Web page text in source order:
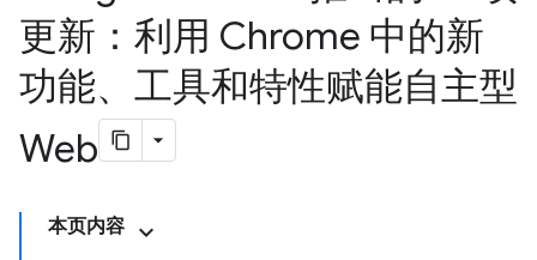
更新：利用 Chrome 中的新
功能、工具和特性赋能自主型
Web
本页内容